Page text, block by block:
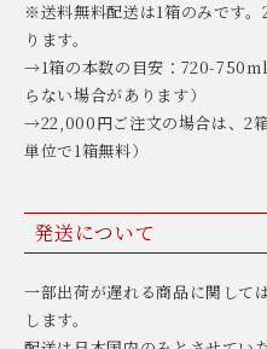
※送料無料配送は1箱のみです
ります。
→1箱の本数の目安：720-
らない場合があります）
→22,000円ご注文の場合は、2
単位で1箱無料）
発送について
一部出荷が遅れる商品に関して
します。